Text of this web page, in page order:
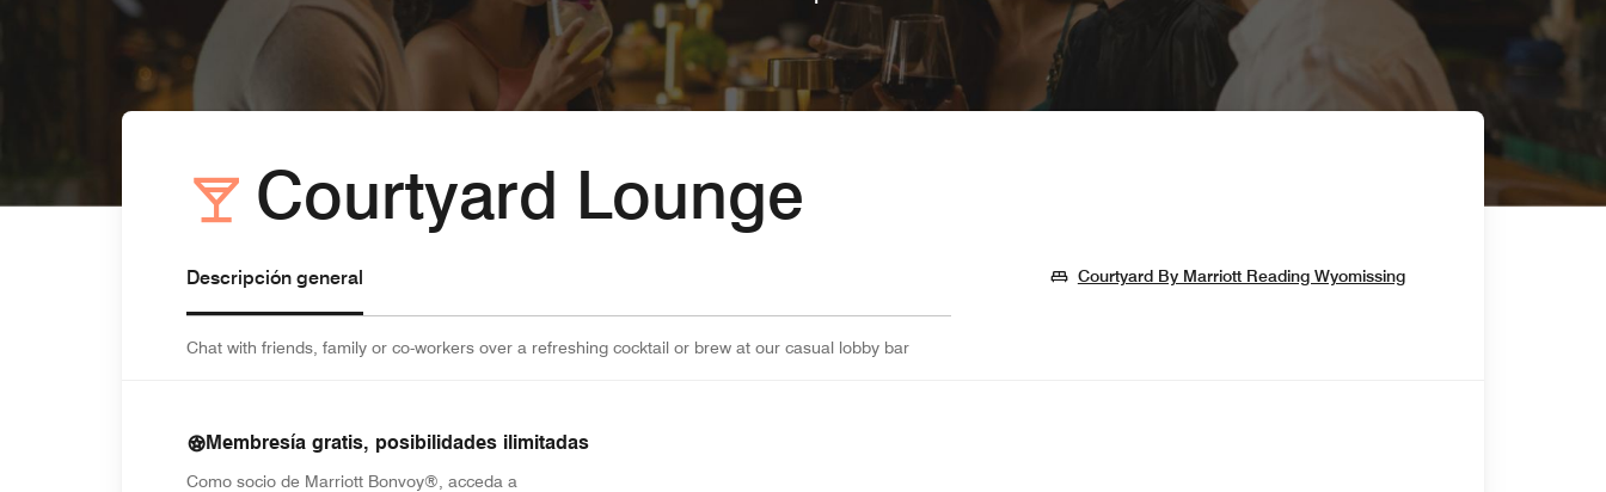
Courtyard Lounge
Descripción general
Chat with friends, family or co-workers over a refreshing cocktail or brew at our casual lobby bar
Courtyard By Marriott Reading WyomissingOpens In New Window
Membresía gratis, posibilidades ilimitadas
Como socio de Marriott Bonvoy®, acceda a